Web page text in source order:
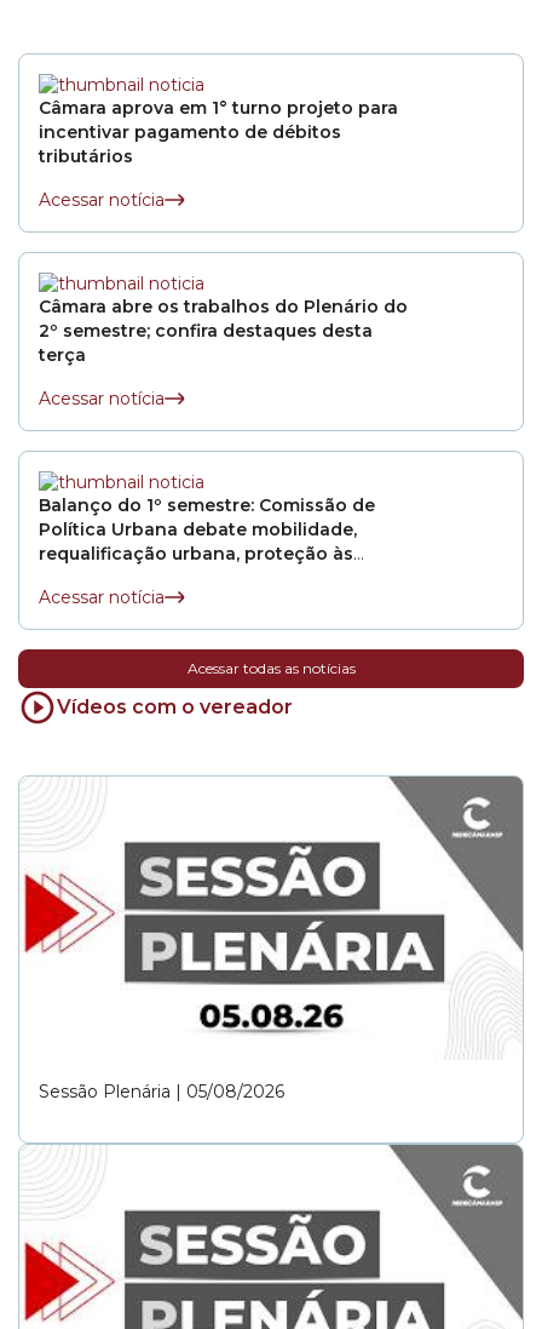
Câmara aprova em 1° turno projeto para
incentivar pagamento de débitos
tributários
Acessar notícia
Câmara abre os trabalhos do Plenário do
2º semestre; confira destaques desta
terça
Acessar notícia
Balanço do 1º semestre: Comissão de
Política Urbana debate mobilidade,
requalificação urbana, proteção às
Acessar notícia
Acessar todas as notícias
Vídeos com o vereador
Sessão Plenária | 05/08/2026